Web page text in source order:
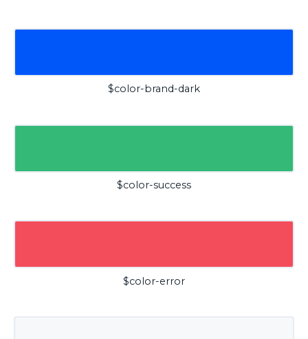
$color-brand-dark
$color-success
$color-error